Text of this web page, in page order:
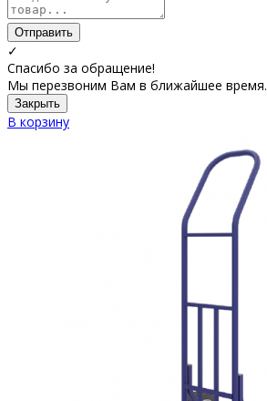
Отправить
✓
Спасибо за обращение!
Мы перезвоним Вам в ближайшее время.
Закрыть
В корзину